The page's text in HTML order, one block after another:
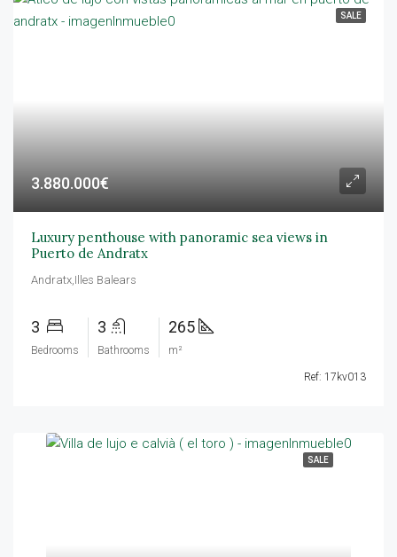
SALE
3.880.000€
Luxury penthouse with panoramic sea views in
Puerto de Andratx
Andratx,Illes Balears
3
Bedrooms
3
Bathrooms
265
m²
Ref: 17kv013
SALE